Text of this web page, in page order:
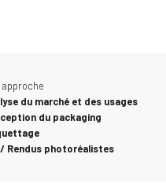
du marché et des usages
du packaging
/ Rendus photoréalistes